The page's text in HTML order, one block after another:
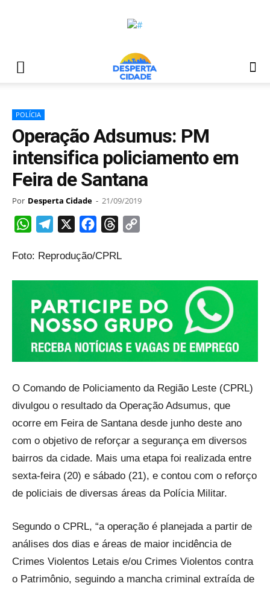
POLÍCIA
Operação Adsumus: PM
intensifica policiamento em
Feira de Santana
Por Desperta Cidade - 21/09/2019
WhatsAppTelegram FacebookThreads
Foto: Reprodução/CPRL
O Comando de Policiamento da Região Leste (CPRL)
divulgou o resultado da Operação Adsumus, que
ocorre em Feira de Santana desde junho deste ano
com o objetivo de reforçar a segurança em diversos
bairros da cidade. Mais uma etapa foi realizada entre
sexta-feira (20) e sábado (21), e contou com o reforço
de policiais de diversas áreas da Polícia Militar.
Segundo o CPRL, “a operação é planejada a partir de
análises dos dias e áreas de maior incidência de
Crimes Violentos Letais e/ou Crimes Violentos contra
o Patrimônio, seguindo a mancha criminal extraída de